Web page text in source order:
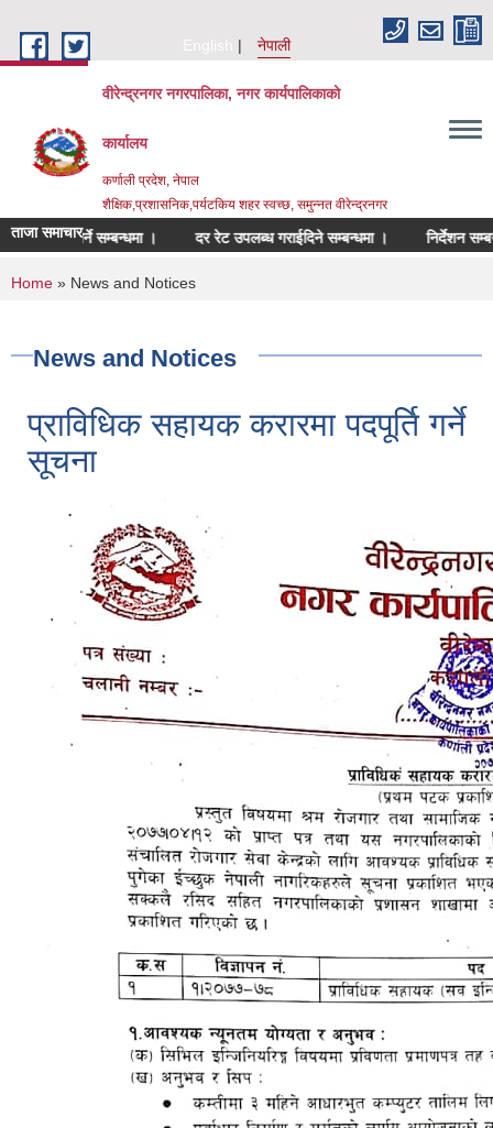
English
नेपाली
वीरेन्द्रनगर नगरपालिका, नगर कार्यपालिकाको
कार्यालय
कर्णाली प्रदेश, नेपाल
शैक्षिक,प्रशासनिक,पर्यटकिय शहर स्वच्छ, समुन्नत वीरेन्द्रनगर
ताजा समाचार
गर्ने सम्बन्धमा । दर रेट उपलब्ध गराईदिने सम्बन्धमा । निर्देशन सम्बन्धमा ।
You are here
Home » News and Notices
News and Notices
प्राविधिक सहायक करारमा पदपूर्ति गर्ने
सूचना